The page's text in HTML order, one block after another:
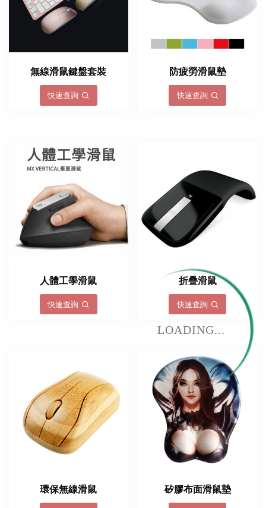
LOADING...
無線滑鼠鍵盤套裝
快速查詢
防疲勞滑鼠墊
快速查詢
人體工學滑鼠
快速查詢
折疊滑鼠
快速查詢
環保無線滑鼠 矽膠布面滑鼠墊